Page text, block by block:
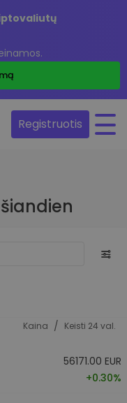
Registruotis
Kaina / Keisti 24 val.
56171.00 EUR
+0.30%